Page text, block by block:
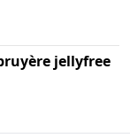
jellyfree